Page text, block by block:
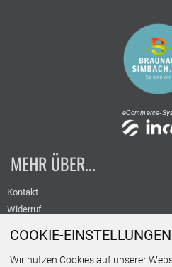
eCommerce-
MEHR ÜBER...
Kontakt
Widerruf
Datenschutz
AGB
COOKIE-EINSTELLUNGEN
Wir nutzen Cookies auf unserer